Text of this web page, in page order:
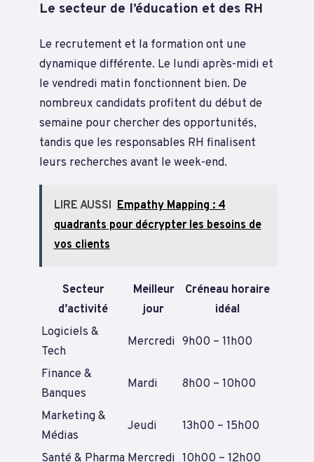
Le secteur de l’éducation et des RH
Le recrutement et la formation ont une
dynamique différente. Le lundi après-midi et
le vendredi matin fonctionnent bien. De
nombreux candidats profitent du début de
semaine pour chercher des opportunités,
tandis que les responsables RH finalisent
leurs recherches avant le week-end.
LIRE AUSSI Empathy Mapping : 4
quadrants pour décrypter les besoins de
vos clients
Secteur
d’activité
Meilleur
jour
Créneau horaire
idéal
Logiciels &
Tech
Mercredi 9h00 – 11h00
Finance &
Banques
Mardi 8h00 – 10h00
Marketing &
Médias
Jeudi 13h00 – 15h00
Santé & Pharma Mercredi 10h00 – 12h00